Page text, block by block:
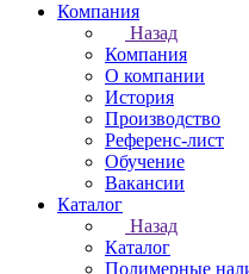
Компания
Назад
Компания
О компании
История
Производство
Референс-лист
Обучение
Вакансии
Каталог
Назад
Каталог
Полимерные